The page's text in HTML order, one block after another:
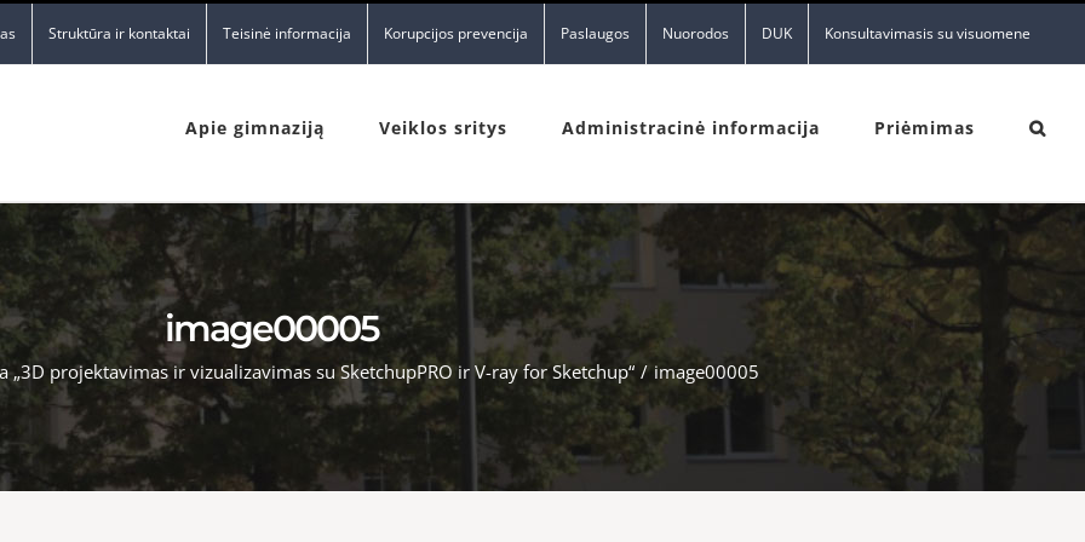
Struktūra ir kontaktai Teisinė informacija Korupcijos prevencija Paslaugos Nuorodos DUK Konsultavimasis su visuomene
Apie gimnaziją Veiklos sritys Administracinė informacija Priėmimas
image00005
„3D projektavimas ir vizualizavimas su SketchupPRO ir V-ray for Sketchup“ / image00005